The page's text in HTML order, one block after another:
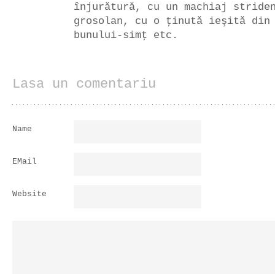
înjurătură, cu un machiaj
grosolan, cu o ţinută ieşită
bunului-simţ etc.
Lasa un comentariu
Name
EMail
Website